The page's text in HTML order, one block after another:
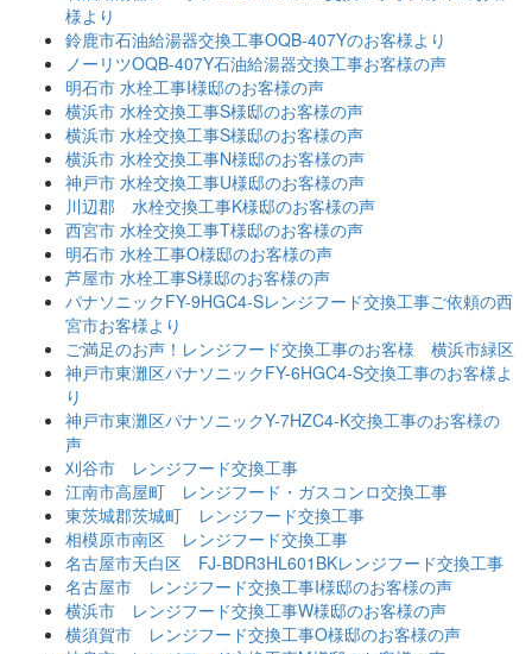
様より
鈴鹿市石油給湯器交換工事OQB-407Yのお客様より
ノーリツOQB-407Y石油給湯器交換工事お客様の声
明石市 水栓工事I様邸のお客様の声
横浜市 水栓交換工事S様邸のお客様の声
横浜市 水栓交換工事S様邸のお客様の声
横浜市 水栓交換工事N様邸のお客様の声
神戸市 水栓交換工事U様邸のお客様の声
川辺郡 水栓交換工事K様邸のお客様の声
西宮市 水栓交換工事T様邸のお客様の声
明石市 水栓工事O様邸のお客様の声
芦屋市 水栓工事S様邸のお客様の声
パナソニックFY-9HGC4-Sレンジフード交換工事ご依頼の西
宮市お客様より
ご満足のお声！レンジフード交換工事のお客様 横浜市緑区
神戸市東灘区パナソニックFY-6HGC4-S交換工事のお客様よ
り
神戸市東灘区パナソニックY-7HZC4-K交換工事のお客様の
声
刈谷市 レンジフード交換工事
江南市高屋町 レンジフード・ガスコンロ交換工事
東茨城郡茨城町 レンジフード交換工事
相模原市南区 レンジフード交換工事
名古屋市天白区 FJ-BDR3HL601BKレンジフード交換工事
名古屋市 レンジフード交換工事I様邸のお客様の声
横浜市 レンジフード交換工事W様邸のお客様の声
横須賀市 レンジフード交換工事O様邸のお客様の声